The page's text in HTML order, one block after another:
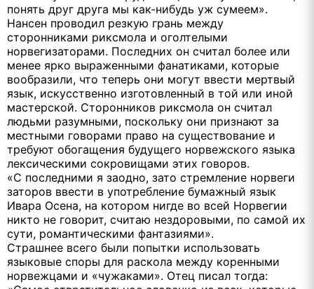
понять друг друга мы как-нибудь уж сумеем».
Нансен проводил резкую грань между
сторонниками риксмола и оголтелыми
норвегизаторами. Последних он считал более или
менее ярко выраженными фанатиками, которые
вообразили, что теперь они могут ввести мертвый
язык, искусственно изготовленный в той или иной
мастерской. Сторонников риксмола он считал
людьми разумными, поскольку они признают за
местными говорами право на существование и
требуют обогащения будущего норвежского языка
лексическими сокровищами этих говоров.
«С последними я заодно, зато стремление норвеги
заторов ввести в употребление бумажный язык
Ивара Осена, на котором нигде во всей Норвегии
никто не говорит, считаю нездоровыми, по самой их
сути, романтическими фантазиями».
Страшнее всего были попытки использовать
языковые споры для раскола между коренными
норвежцами и «чужаками». Отец писал тогда: